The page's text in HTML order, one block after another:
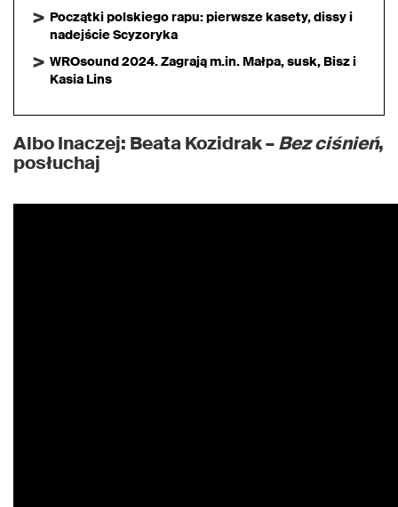
Początki polskiego rapu: pierwsze kasety, dissy i
nadejście Scyzoryka
WROsound 2024. Zagrają m.in. Małpa, susk, Bisz i
Kasia Lins
Albo Inaczej: Beata Kozidrak –Bez ciśnień,
posłuchaj